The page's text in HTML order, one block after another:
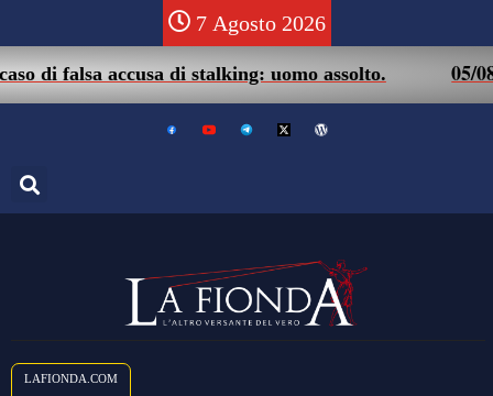
7 Agosto 2026
falsa accusa di stalking: uomo assolto. 05/08 –
LAFIONDA.COM